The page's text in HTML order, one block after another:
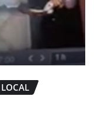
LOCAL